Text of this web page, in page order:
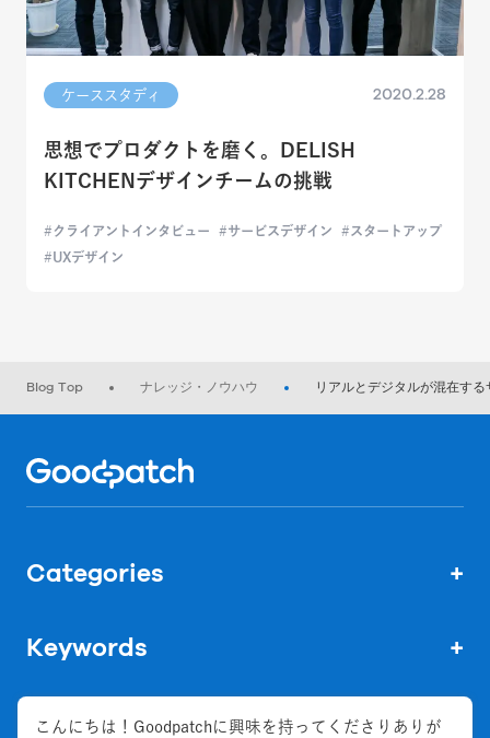
ケーススタディ 2020.2.28
思想でプロダクトを磨く。DELISH
KITCHENデザインチームの挑戦
クライアントインタビュー サービスデザイン
スタートアップ
UXデザイン
Blog Top ナレッジ・ノウハウ リアルとデジタルが混在す
Categories +
Keywords +
こんにちは！Goodpatchに興味を持ってくださりありが